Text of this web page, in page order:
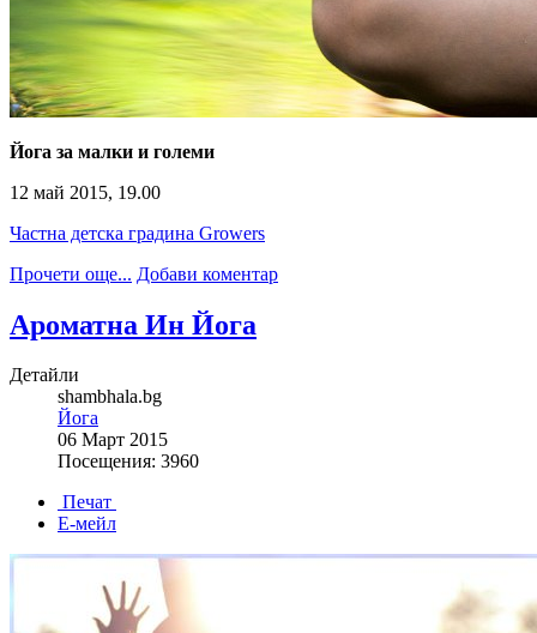
Йога за малки и големи
12 май 2015, 19.00
Частна детска градина Growers
Прочети още... Добави коментар
Ароматна Ин Йога
Детайли
shambhala.bg
Йога
06 Март 2015
Посещения: 3960
Печат
Е-мейл